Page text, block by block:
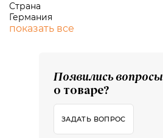
Страна
Германия
показать все
Появились вопросы
о товаре?
ЗАДАТЬ ВОПРОС